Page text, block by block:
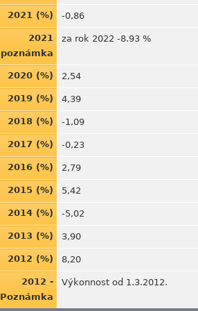
2021 (%) -0,86
2021
poznámka
za rok 2022 -8.93 %
2020 (%) 2,54
2019 (%) 4,39
2018 (%) -1,09
2017 (%) -0,23
2016 (%) 2,79
2015 (%) 5,42
2014 (%) -5,02
2013 (%) 3,90
2012 (%) 8,20
2012 -
Poznámka
Výkonnost od 1.3.2012.